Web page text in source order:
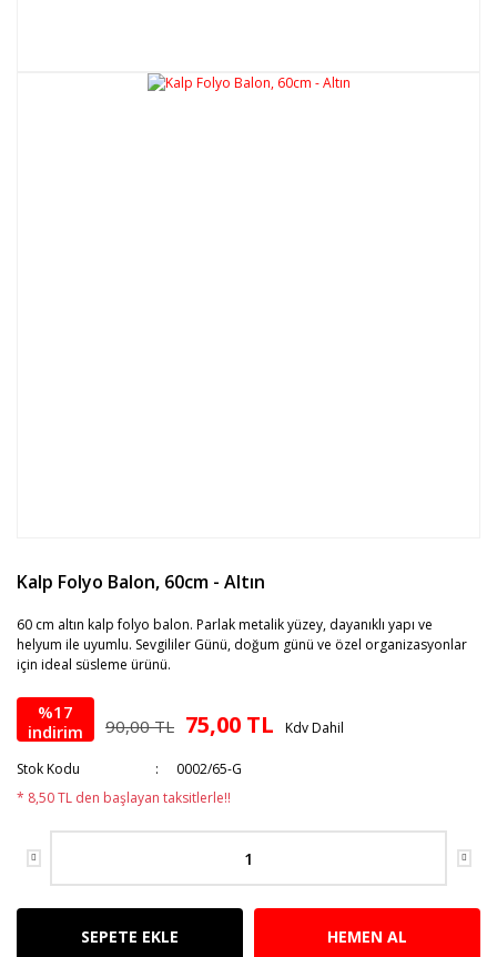
Kalp Folyo Balon, 60cm - Altın
60 cm altın kalp folyo balon. Parlak metalik yüzey, dayanıklı yapı ve
helyum ile uyumlu. Sevgililer Günü, doğum günü ve özel organizasyonlar
için ideal süsleme ürünü.
%17
indirim
90,00 TL 75,00 TL Kdv Dahil
Stok Kodu
0002/65-G
* 8,50 TL den başlayan taksitlerle!!
SEPETE EKLE HEMEN AL